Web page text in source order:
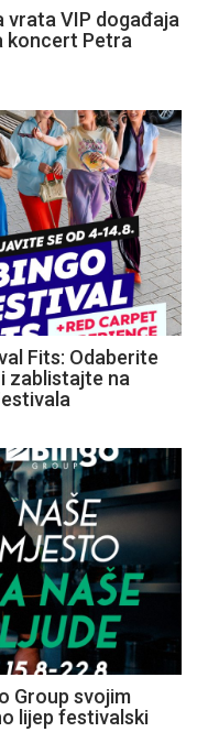
vrata VIP događaja
koncert Petra
Fits: Odaberite
zablistajte na
Group svojim
lijep festivalski